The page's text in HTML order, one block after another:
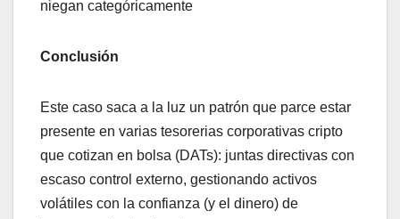
niegan categóricamente
Conclusión
Este caso saca a la luz un patrón que parce estar
presente en varias tesorerias corporativas cripto
que cotizan en bolsa (DATs): juntas directivas con
escaso control externo, gestionando activos
volátiles con la confianza (y el dinero) de